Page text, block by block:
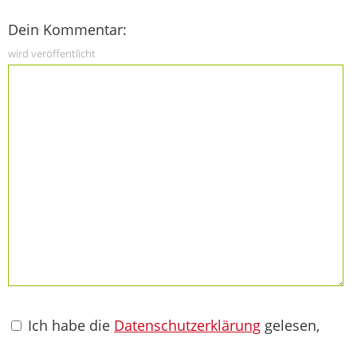
Dein Kommentar:
wird veröffentlicht
Ich habe die Datenschutzerklärung gelesen,